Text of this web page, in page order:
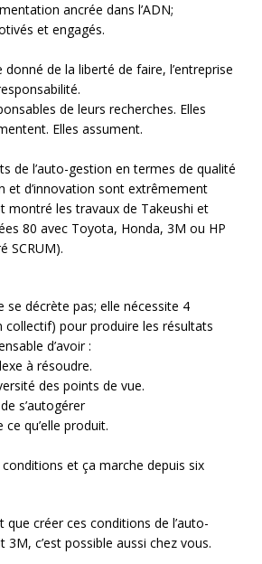
ancrée dans l’ADN;
et engagés.
donné de la liberté de faire, l’entreprise
de leurs recherches. Elles
Elles assument.
de l’auto-gestion en termes de qualité
et d’innovation sont extrêmement
montré les travaux de Takeushi et
80 avec Toyota, Honda, 3M ou HP
SCRUM).
se décrète pas; elle nécessite 4
collectif) pour produire les résultats
d’avoir :
à résoudre.
des points de vue.
s’autogérer
qu’elle produit.
et ça marche depuis six
que créer ces conditions de l’auto-
3M, c’est possible aussi chez vous.